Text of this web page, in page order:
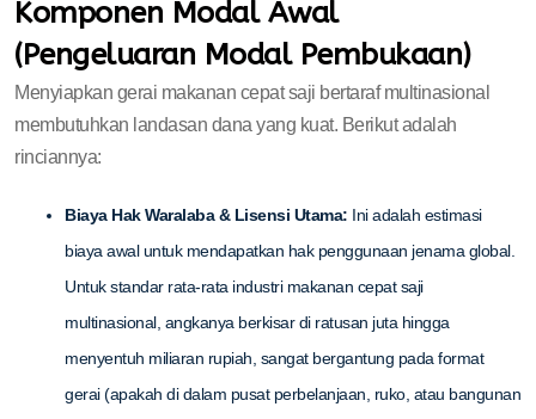
Komponen Modal Awal
(Pengeluaran Modal Pembukaan)
Menyiapkan gerai makanan cepat saji bertaraf multinasional
membutuhkan landasan dana yang kuat. Berikut adalah
rinciannya:
Biaya Hak Waralaba & Lisensi Utama: Ini adalah estimasi
biaya awal untuk mendapatkan hak penggunaan jenama global.
Untuk standar rata-rata industri makanan cepat saji
multinasional, angkanya berkisar di ratusan juta hingga
menyentuh miliaran rupiah, sangat bergantung pada format
gerai (apakah di dalam pusat perbelanjaan, ruko, atau bangunan